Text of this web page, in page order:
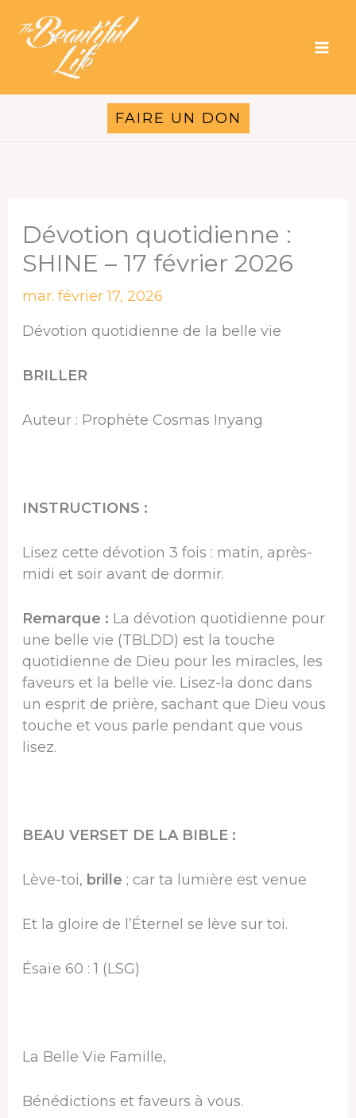
contenu
FAIRE UN DON
Dévotion quotidienne :
SHINE – 17 février 2026
mar. février 17, 2026
Dévotion quotidienne de la belle vie
BRILLER
Auteur : Prophète Cosmas Inyang
INSTRUCTIONS :
Lisez cette dévotion 3 fois : matin, après-
midi et soir avant de dormir.
Remarque : La dévotion quotidienne pour
une belle vie (TBLDD) est la touche
quotidienne de Dieu pour les miracles, les
faveurs et la belle vie. Lisez-la donc dans
un esprit de prière, sachant que Dieu vous
touche et vous parle pendant que vous
lisez.
BEAU VERSET DE LA BIBLE :
Lève-toi, brille ; car ta lumière est venue
Et la gloire de l’Éternel se lève sur toi.
Ésaïe 60 : 1 (LSG)
La Belle Vie Famille,
Bénédictions et faveurs à vous.